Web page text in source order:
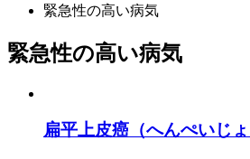
緊急性の高い病気
緊急性の高い病気
扁平上皮癌（へんぺいじょ